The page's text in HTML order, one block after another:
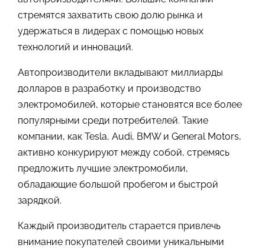
стремятся захватить свою долю рынка и
удержаться в лидерах с помощью новых
технологий и инноваций.
Автопроизводители вкладывают миллиарды
долларов в разработку и производство
электромобилей, которые становятся все более
популярными среди потребителей. Такие
компании, как Tesla, Audi, BMW и General Motors,
активно конкурируют между собой, стремясь
предложить лучшие электромобили,
обладающие большой пробегом и быстрой
зарядкой.
Каждый производитель старается привлечь
внимание покупателей своими уникальными